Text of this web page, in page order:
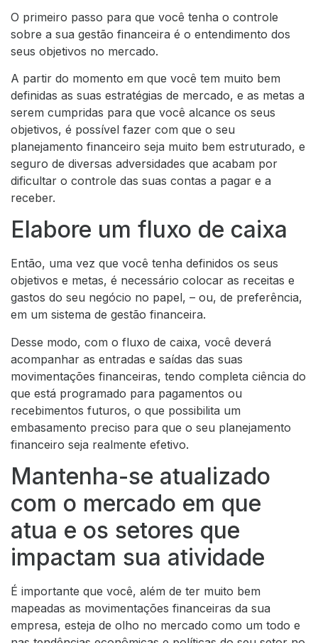
O primeiro passo para que você tenha o controle
sobre a sua gestão financeira é o entendimento dos
seus objetivos no mercado.
A partir do momento em que você tem muito bem
definidas as suas estratégias de mercado, e as metas a
serem cumpridas para que você alcance os seus
objetivos, é possível fazer com que o seu
planejamento financeiro seja muito bem estruturado, e
seguro de diversas adversidades que acabam por
dificultar o controle das suas contas a pagar e a
receber.
Elabore um fluxo de caixa
Então, uma vez que você tenha definidos os seus
objetivos e metas, é necessário colocar as receitas e
gastos do seu negócio no papel, – ou, de preferência,
em um sistema de gestão financeira.
Desse modo, com o fluxo de caixa, você deverá
acompanhar as entradas e saídas das suas
movimentações financeiras, tendo completa ciência do
que está programado para pagamentos ou
recebimentos futuros, o que possibilita um
embasamento preciso para que o seu planejamento
financeiro seja realmente efetivo.
Mantenha-se atualizado
com o mercado em que
atua e os setores que
impactam sua atividade
É importante que você, além de ter muito bem
mapeadas as movimentações financeiras da sua
empresa, esteja de olho no mercado como um todo e